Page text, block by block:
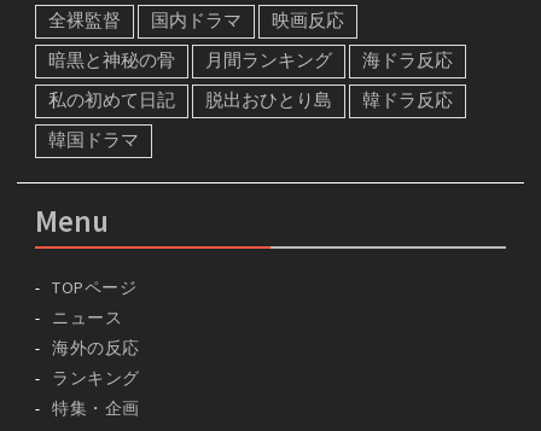
全裸監督
国内ドラマ
映画反応
暗黒と神秘の骨
月間ランキング
海ドラ反応
私の初めて日記
脱出おひとり島
韓ドラ反応
韓国ドラマ
Menu
TOPページ
ニュース
海外の反応
ランキング
特集・企画